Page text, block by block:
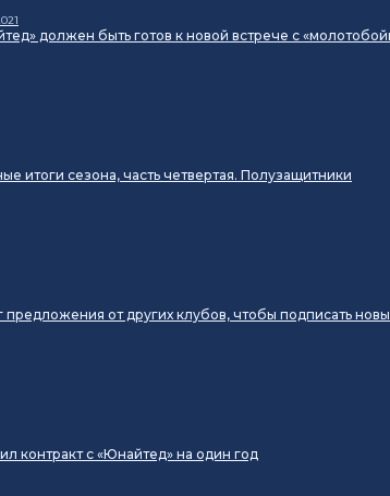
должен быть готов к новой встрече с
итоги сезона, часть четвертая. Полузащитники
предложения от других клубов, чтобы подписать
контракт с «Юнайтед» на один год